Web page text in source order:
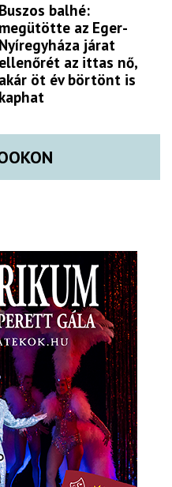
Buszos balhé:
megütötte az Eger-
Nyíregyháza járat
ellenőrét az ittas nő,
akár öt év börtönt is
kaphat